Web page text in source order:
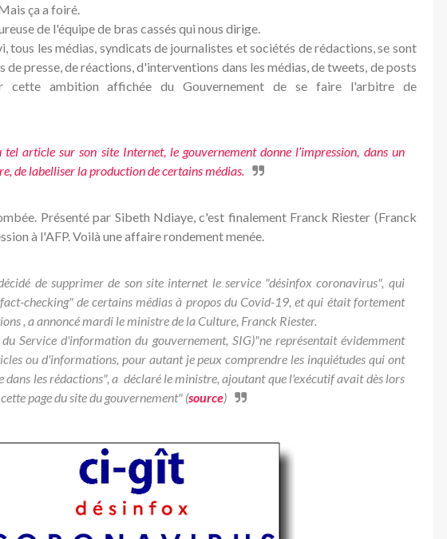
ça a foiré.
de l'équipe de bras cassés qui nous dirige.
tous les médias, syndicats de journalistes et sociétés de rédactions, se sont
de presse, de réactions, d'interventions dans les médias, de tweets, de posts
cette ambition affichée du Gouvernement de se faire l'arbitre de
article sur son site Internet, le gouvernement donne l’impression, dans un
de labelliser la production de certains médias.
Présenté par Sibeth Ndiaye, c'est finalement Franck Riester (Franck
à l'AFP. Voilà une affaire rondement menée.
de supprimer de son site internet le service "désinfox coronavirus", qui
checking" de certains médias à propos du Covid-19, et qui était fortement
, a annoncé mardi le ministre de la Culture, Franck Riester.
Service d'information du gouvernement, SIG)"ne représentait évidemment
ou d'informations, pour autant je peux comprendre les inquiétudes qui ont
dans les rédactions", a déclaré le ministre, ajoutant que l'exécutif avait dès lors
page du site du gouvernement" (source)